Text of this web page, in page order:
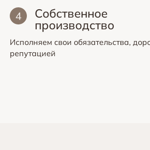
Собственное
производство
Исполняем свои обязательства,
репутацией